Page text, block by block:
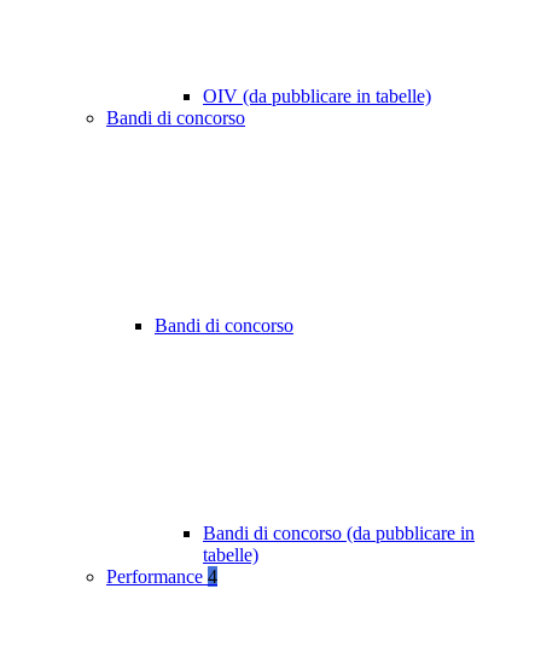
OIV (da pubblicare in tabelle)
Bandi di concorso
Bandi di concorso
Bandi di concorso (da pubblicare in
tabelle)
Performance 4